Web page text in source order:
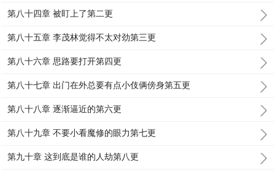
第八十四章 被盯上了第二更
第八十五章 李茂林觉得不太对劲第三更
第八十六章 思路要打开第四更
第八十七章 出门在外总要有点小伎俩傍身第五更
第八十八章 逐渐逼近的第六更
第八十九章 不要小看魔修的眼力第七更
第九十章 这到底是谁的人劫第八更